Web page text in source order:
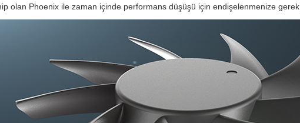
olan Phoenix ile zaman içinde performans düşüşü için endişelenmenize gerek